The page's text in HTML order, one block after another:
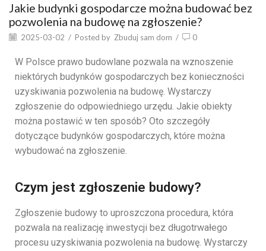
Jakie budynki gospodarcze można budować bez
pozwolenia na budowę na zgłoszenie?
2025-03-02 / Posted by Zbuduj sam dom / 0
W Polsce prawo budowlane pozwala na wznoszenie
niektórych budynków gospodarczych bez konieczności
uzyskiwania pozwolenia na budowę. Wystarczy
zgłoszenie do odpowiedniego urzędu. Jakie obiekty
można postawić w ten sposób? Oto szczegóły
dotyczące budynków gospodarczych, które można
wybudować na zgłoszenie.
Czym jest zgłoszenie budowy?
Zgłoszenie budowy to uproszczona procedura, która
pozwala na realizację inwestycji bez długotrwałego
procesu uzyskiwania pozwolenia na budowę. Wystarczy